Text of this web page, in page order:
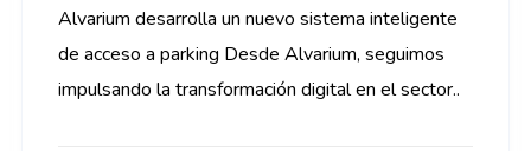
Alvarium desarrolla un nuevo sistema inteligente
de acceso a parking Desde Alvarium, seguimos
impulsando la transformación digital en el sector..